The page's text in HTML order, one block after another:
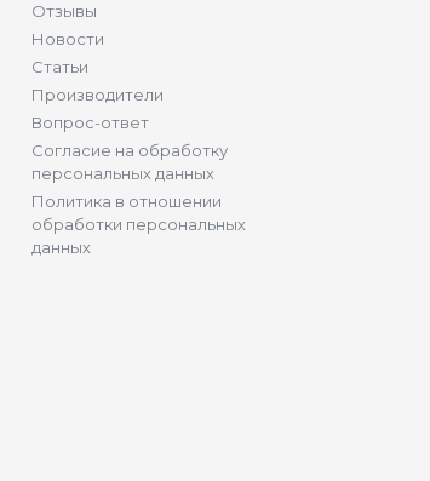
Отзывы
Новости
Статьи
Производители
Вопрос-ответ
Согласие на обработку
персональных данных
Политика в отношении
обработки персональных
данных